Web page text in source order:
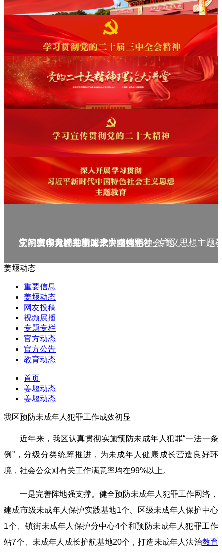
庆祝中华人民共和国成立75周年
学习贯彻党的二十届三中全会精神_专题
党的二十大精神理论大讲堂--理论
学习宣传贯彻党的二十大精神
学习贯彻习近平新时代中国特色社会主义思想主题
姜堰动态
重要信息
姜堰动态
网友投稿
视频展播
专题专栏
官方动态
官方公告
教育动态
首页
姜堰动态
姜堰动态
我区预防未成年人犯罪工作成效初显
近年来，我区认真贯彻实施预防未成年人犯罪“一法一条
例”，分级分类统筹推进，为未成年人健康成长营造良好环
境，社会公众对有关工作满意率均在99%以上。
一是完善阵地强支撑。健全预防未成年人犯罪工作网络，
建成市级未成年人保护实践基地1个、区级未成年人保护中心
1个、镇街未成年人保护分中心4个和预防未成年人犯罪工作
站7个、未成年人成长护航基地20个，打造未成年人法治教育